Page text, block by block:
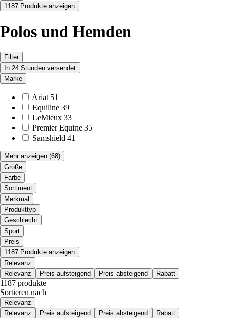
1187 Produkte anzeigen
Polos und Hemden
Filter
In 24 Stunden versendet
Marke
Ariat 51
Equiline 39
LeMieux 33
Premier Equine 35
Samshield 41
Mehr anzeigen (68)
Größe
Farbe
Sortiment
Merkmal
Produkttyp
Geschlecht
Sport
Preis
1187 Produkte anzeigen
Relevanz
Relevanz
Preis aufsteigend Preis absteigend Rabatt
1187 produkte
Sortieren nach
Relevanz
Relevanz
Preis aufsteigend Preis absteigend Rabatt